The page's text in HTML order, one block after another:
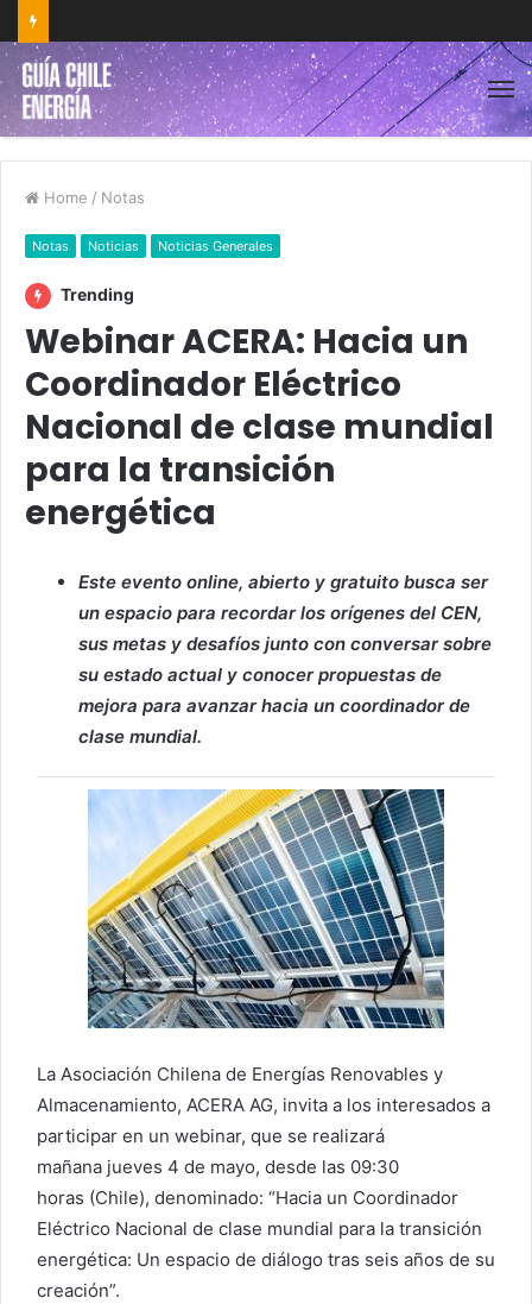
Home / Notas
Notas Noticias Noticias Generales
Trending
Webinar ACERA: Hacia un
Coordinador Eléctrico
Nacional de clase mundial
para la transición
energética
Este evento online, abierto y gratuito busca ser
un espacio para recordar los orígenes del CEN,
sus metas y desafíos junto con conversar sobre
su estado actual y conocer propuestas de
mejora para avanzar hacia un coordinador de
clase mundial.
La Asociación Chilena de Energías Renovables y
Almacenamiento, ACERA AG, invita a los interesados a
participar en un webinar, que se realizará
mañana jueves 4 de mayo, desde las 09:30
horas (Chile), denominado: “Hacia un Coordinador
Eléctrico Nacional de clase mundial para la transición
energética: Un espacio de diálogo tras seis años de su
creación”.